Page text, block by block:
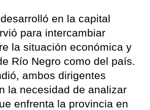
en la capital
para intercambiar
la situación económica y
Río Negro como del país.
ambos dirigentes
la necesidad de analizar
enfrenta la provincia en